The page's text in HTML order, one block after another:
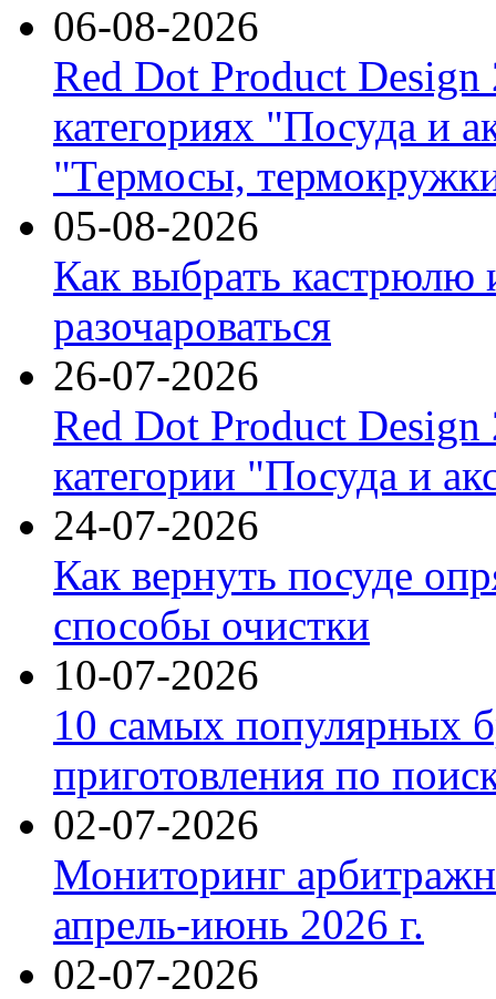
06-08-2026
Red Dot Product Design
категориях "Посуда и
"Термосы,
05-08-2026
Как выбрать кастрюлю
разочароваться
26-07-2026
Red Dot Product Design
категории "Посуда и
24-07-2026
Как вернуть посуде
способы очистки
10-07-2026
10 самых популярных
приготовления по
02-07-2026
Мониторинг
апрель-июнь 2026 г.
02-07-2026